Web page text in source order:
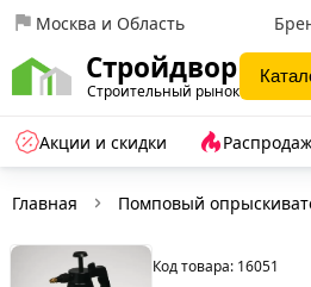
Москва и Область
Стройдвор
Строительный рынок
Акции и скидки
Главная Помповый
Код товара: 16051